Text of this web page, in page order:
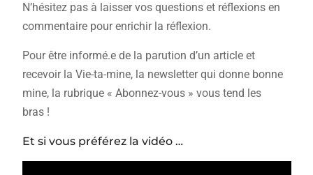
N’hésitez pas à laisser vos questions et réflexions en
commentaire pour enrichir la réflexion.
Pour être informé.e de la parution d’un article et
recevoir la Vie-ta-mine, la newsletter qui donne bonne
mine, la rubrique « Abonnez-vous » vous tend les
bras !
Et si vous préférez la vidéo …